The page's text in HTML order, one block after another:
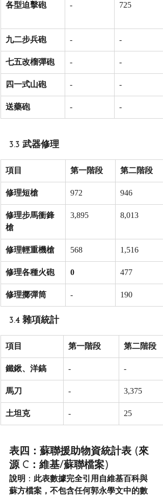
各型迫擊砲 - 725
九二步兵砲 - -
七五改榴彈砲 - -
四一式山砲 - -
送藥砲 - -
3.3 武器修理
項目 第一階段 第二階段
修理短槍 972 946
修理步馬衝鋒
槍
3,895 8,013
修理輕重機槍 568 1,516
修理各種火砲 0 477
修理擲彈筒 - 190
3.4 雜項統計
項目 第一階段 第二階段
鐵鍬、洋鎬 - -
馬刀 - 3,375
土坦克 - 25
表四：蘇聯援助物資統計表 (來
源 C：維基/蘇聯檔案)
說明 ： 此表數據完全引用自維基百科與
蘇方檔案，不包含任何郭永學文中的數